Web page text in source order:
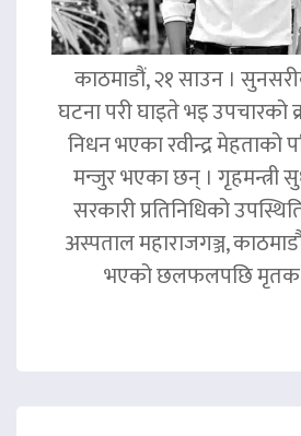
काठमाडौं, २१ साउन ।
घटना परी घाइते भइ उपचारको
निधन भएका रवीन्द्र मेहताको
मन्जुर भएका छन् ।
सरकारी प्रतिनिधिको
अस्पताल महाराजगञ्ज,
भएको छलफलपछि मृतक